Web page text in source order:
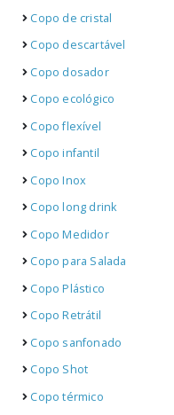
Copo de cristal
Copo descartável
Copo dosador
Copo ecológico
Copo flexível
Copo infantil
Copo Inox
Copo long drink
Copo Medidor
Copo para Salada
Copo Plástico
Copo Retrátil
Copo sanfonado
Copo Shot
Copo térmico